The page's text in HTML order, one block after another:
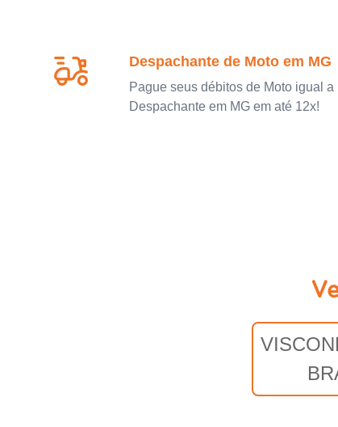
Despachante de Moto em MG
Pague seus débitos de Moto igual a
Despachante em MG em até 12x!